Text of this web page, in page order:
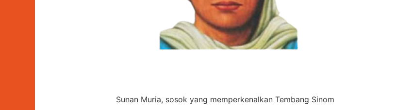
Sunan Muria, sosok yang memperkenalkan Tembang Sinom